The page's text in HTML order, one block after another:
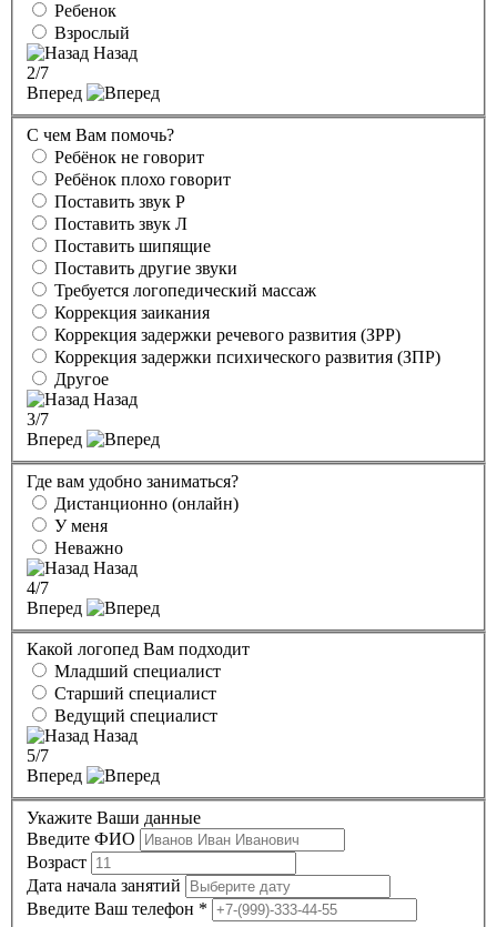
Ребенок
Взрослый
Назад
2/7
Вперед
С чем Вам помочь?
Ребёнок не говорит
Ребёнок плохо говорит
Поставить звук Р
Поставить звук Л
Поставить шипящие
Поставить другие звуки
Требуется логопедический массаж
Коррекция заикания
Коррекция задержки речевого развития (ЗРР)
Коррекция задержки психического развития (ЗПР)
Другое
Назад
3/7
Вперед
Где вам удобно заниматься?
Дистанционно (онлайн)
У меня
Неважно
Назад
4/7
Вперед
Какой логопед Вам подходит
Младший специалист
Старший специалист
Ведущий специалист
Назад
5/7
Вперед
Укажите Ваши данные
Введите ФИО
Возраст
Дата начала занятий
Введите Ваш телефон *